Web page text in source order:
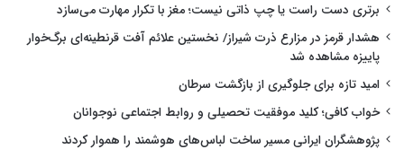
برتری دست راست یا چپ ذاتی نیست؛ مغز با تکرار مهارت می‌سازد
هشدار قرمز در مزارع ذرت شیراز/ نخستین علائم آفت قرنطینه‌ای برگ‌خوار
پاییزه مشاهده شد
امید تازه برای جلوگیری از بازگشت سرطان
خواب کافی؛ کلید موفقیت تحصیلی و روابط اجتماعی نوجوانان
پژوهشگران ایرانی مسیر ساخت لباس‌های هوشمند را هموار کردند